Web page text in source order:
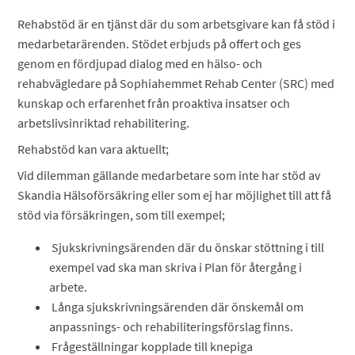
Rehabstöd är en tjänst där du som arbetsgivare kan få stöd i
medarbetarärenden. Stödet erbjuds på offert och ges
genom en fördjupad dialog med en hälso- och
rehabvägledare på Sophiahemmet Rehab Center (SRC) med
kunskap och erfarenhet från proaktiva insatser och
arbetslivsinriktad rehabilitering.
Rehabstöd kan vara aktuellt;
Vid dilemman gällande medarbetare som inte har stöd av
Skandia Hälsoförsäkring eller som ej har möjlighet till att få
stöd via försäkringen, som till exempel;
Sjukskrivningsärenden där du önskar stöttning i till
exempel vad ska man skriva i Plan för återgång i
arbete.
Långa sjukskrivningsärenden där önskemål om
anpassnings- och rehabiliteringsförslag finns.
Frågeställningar kopplade till knepiga